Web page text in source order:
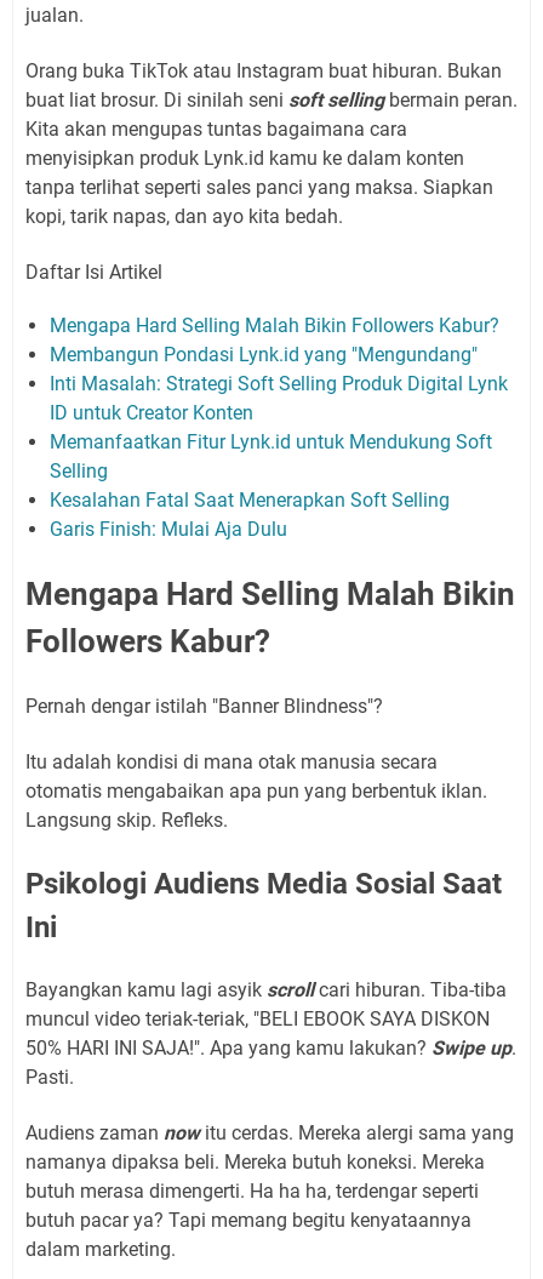
jualan.
Orang buka TikTok atau Instagram buat hiburan. Bukan
buat liat brosur. Di sinilah seni soft sellingbermain peran.
Kita akan mengupas tuntas bagaimana cara
menyisipkan produk Lynk.id kamu ke dalam konten
tanpa terlihat seperti sales panci yang maksa. Siapkan
kopi, tarik napas, dan ayo kita bedah.
Daftar Isi Artikel
Mengapa Hard Selling Malah Bikin Followers Kabur?
Membangun Pondasi Lynk.id yang "Mengundang"
Inti Masalah: Strategi Soft Selling Produk Digital Lynk
ID untuk Creator Konten
Memanfaatkan Fitur Lynk.id untuk Mendukung Soft
Selling
Kesalahan Fatal Saat Menerapkan Soft Selling
Garis Finish: Mulai Aja Dulu
Mengapa Hard Selling Malah Bikin
Followers Kabur?
Pernah dengar istilah "Banner Blindness"?
Itu adalah kondisi di mana otak manusia secara
otomatis mengabaikan apa pun yang berbentuk iklan.
Langsung skip. Refleks.
Psikologi Audiens Media Sosial Saat
Ini
Bayangkan kamu lagi asyik scrollcari hiburan. Tiba-tiba
muncul video teriak-teriak, "BELI EBOOK SAYA DISKON
50% HARI INI SAJA!". Apa yang kamu lakukan? Swipe up.
Pasti.
Audiens zaman nowitu cerdas. Mereka alergi sama yang
namanya dipaksa beli. Mereka butuh koneksi. Mereka
butuh merasa dimengerti. Ha ha ha, terdengar seperti
butuh pacar ya? Tapi memang begitu kenyataannya
dalam marketing.